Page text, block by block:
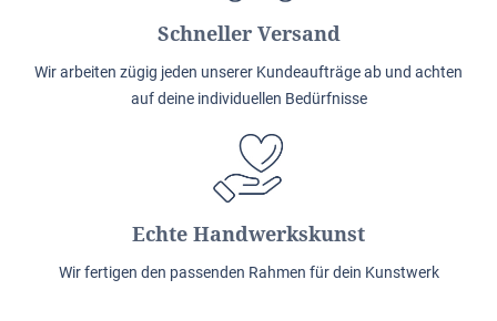
Schneller Versand
Wir arbeiten zügig jeden unserer Kundeaufträge ab und achten
auf deine individuellen Bedürfnisse
Echte Handwerkskunst
Wir fertigen den passenden Rahmen für dein Kunstwerk